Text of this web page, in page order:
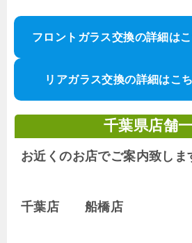
フロントガラス交換の詳細
リアガラス交換の詳細は
千葉県店舗
お近くのお店でご案内致しま
千葉店 船橋店